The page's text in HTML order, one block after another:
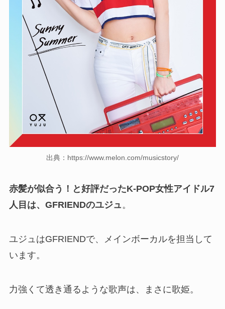
出典：https://www.melon.com/musicstory/
赤髪が似合う！と好評だったK-POP女性アイドル7
人目は、GFRIENDのユジュ 。
ユジュはGFRIENDで、メインボーカルを担当して
います。
力強くて透き通るような歌声は、まさに歌姫。